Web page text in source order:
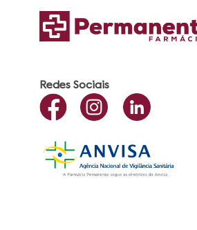
Redes Sociais